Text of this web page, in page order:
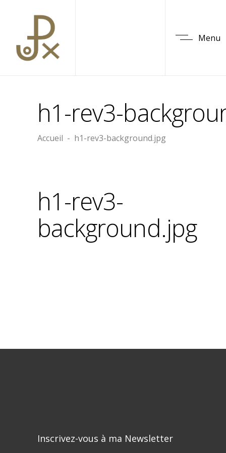
Menu
h1-rev3-
Accueil - h1-rev3-background.jpg
h1-rev3-
background.jpg
Inscrivez-vous à ma Newsletter